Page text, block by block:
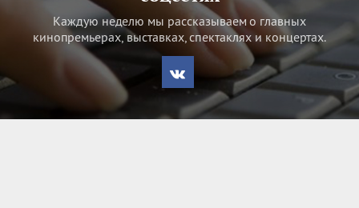
Каждую неделю мы рассказываем о главных
кинопремьерах, выставках, спектаклях и концертах.